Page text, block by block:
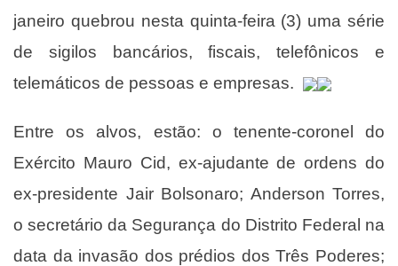
janeiro quebrou nesta quinta-feira (3) uma série
de sigilos bancários, fiscais, telefônicos e
telemáticos de pessoas e empresas.
Entre os alvos, estão: o tenente-coronel do
Exército Mauro Cid, ex-ajudante de ordens do
ex-presidente Jair Bolsonaro; Anderson Torres,
o secretário da Segurança do Distrito Federal na
data da invasão dos prédios dos Três Poderes;